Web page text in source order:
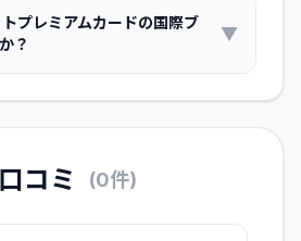
プレミアムカードの国際ブ
？
▼
コミ (0件)